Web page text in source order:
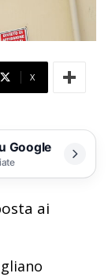
X
Google
ai